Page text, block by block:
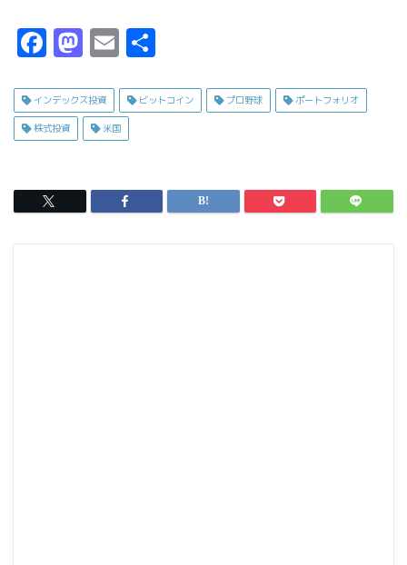
F
c
e
o
o
M
s
t
d
o
E
ai
l
インデックス投資 ビットコイン プロ野球 ポートフォリオ
株式投資 米国